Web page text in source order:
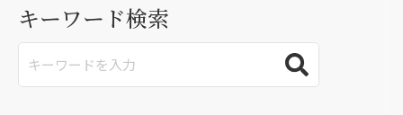
キーワード検索